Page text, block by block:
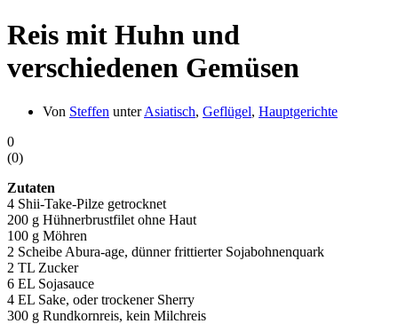
Reis mit Huhn und
verschiedenen Gemüsen
Von Steffen unterAsiatisch, Geflügel, Hauptgerichte
0
(0)
Zutaten
4 Shii-Take-Pilze getrocknet
200 g Hühnerbrustfilet ohne Haut
100 g Möhren
2 Scheibe Abura-age, dünner frittierter Sojabohnenquark
2 TL Zucker
6 EL Sojasauce
4 EL Sake, oder trockener Sherry
300 g Rundkornreis, kein Milchreis